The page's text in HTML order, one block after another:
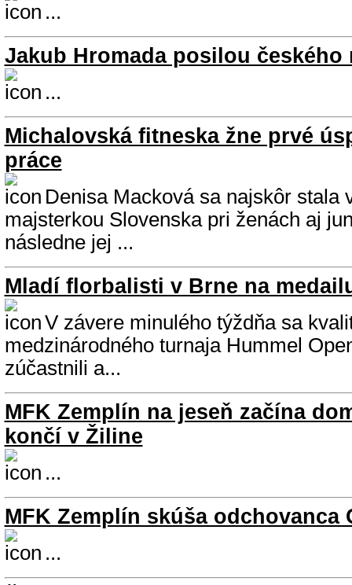
...
Jakub Hromada posilou českého
...
Michalovská fitneska žne prvé
práce
Denisa Macková sa najskôr stala
majsterkou Slovenska pri ženách aj
následne jej ...
Mladí florbalisti v Brne na
V závere minulého týždňa sa
medzinárodného turnaja Hummel
zúčastnili a...
MFK Zemplín na jeseň začína
končí v Žiline
...
MFK Zemplín skúša odchovanca
...